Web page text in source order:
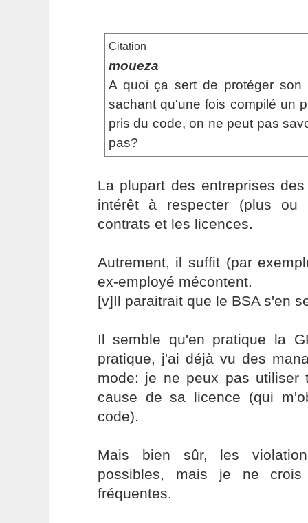
Citation
moueza
A quoi ça sert de protéger son
sachant qu'une fois compilé un
pris du code, on ne peut pas
pas?
La plupart des entreprises
intérêt à respecter (plus
contrats et les licences.
Autrement, il suffit (par
ex-employé mécontent.
[v]Il paraitrait que le BSA s'en
Il semble qu'en pratique la
pratique, j'ai déjà vu des
mode: je ne peux pas utiliser
cause de sa licence (qui
code).
Mais bien sûr, les
possibles, mais je ne
fréquentes.